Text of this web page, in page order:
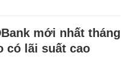
mới nhất tháng
có lãi suất cao